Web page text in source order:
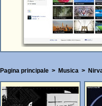
Pagina principale > Musica >